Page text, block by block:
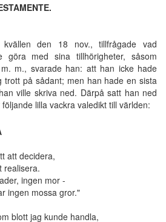
den 18 nov., tillfrågade vad
göra med sina tillhörigheter, såsom
m., svarade han: att han icke hade
trott på sådant; men han hade en sista
ville skriva ned. Därpå satt han ned
lilla vackra valedikt till världen:
att decidera,
realisera.
ingen mor -
ingen mossa gror."
blott jag kunde handla,